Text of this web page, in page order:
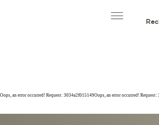
Oops, an error occurred! Request: 3034a2f015149Oops, an error occurred!